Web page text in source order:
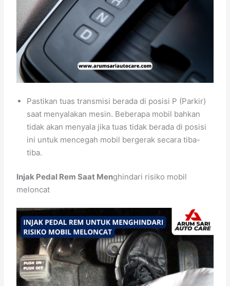
Pastikan tuas transmisi berada di posisi P (Parkir)
saat menyalakan mesin. Beberapa mobil bahkan
tidak akan menyala jika tuas tidak berada di posisi
ini untuk mencegah mobil bergerak secara tiba-
tiba.
Injak Pedal Rem Saat Menghindari risiko mobil
meloncat